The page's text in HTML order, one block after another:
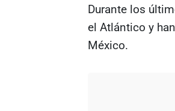
Durante los
el Atlántico y
México.